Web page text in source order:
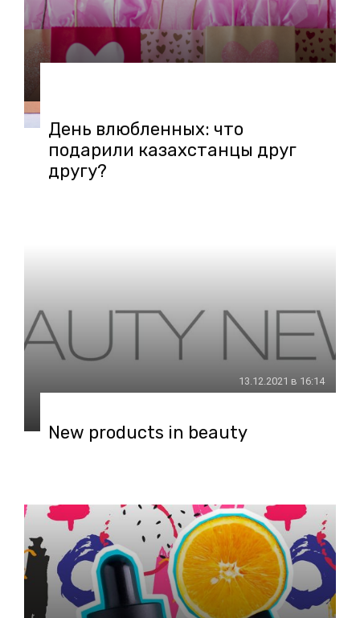
День влюбленных: что
подарили казахстанцы друг
другу?
13.12.2021 в 16:14
New products in beauty